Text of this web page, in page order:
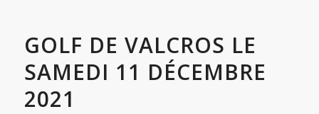
GOLF DE VALCROS LE
SAMEDI 11 DÉCEMBRE
2021